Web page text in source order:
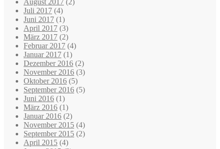
August 2017 (2)
Juli 2017 (4)
Juni 2017 (1)
April 2017 (3)
März 2017 (2)
Februar 2017 (4)
Januar 2017 (1)
Dezember 2016 (2)
November 2016 (3)
Oktober 2016 (5)
September 2016 (5)
Juni 2016 (1)
März 2016 (1)
Januar 2016 (2)
November 2015 (4)
September 2015 (2)
April 2015 (4)